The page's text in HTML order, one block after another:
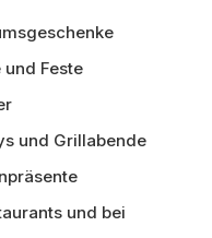
Feste
und Grillabende
und bei